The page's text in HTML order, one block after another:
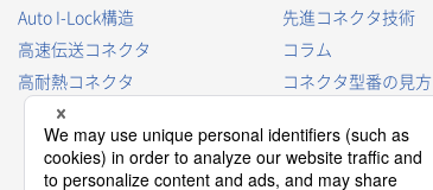
Auto I-Lock構造
高速伝送コネクタ
高耐熱コネクタ
先進コネクタ技術
コラム
コネクタ型番の見方
プロダクトガイド
コネクタ選択ガイド